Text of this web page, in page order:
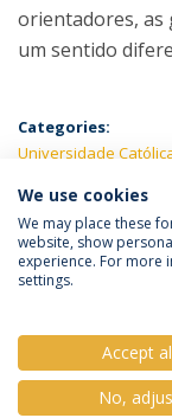
orientadores, as
um sentido
Categories:
Universidade
LATEST NEWS
Privacy Policy
©
We use cookies
We may place these
website, show
experience. For more
settings.
Accept
No,